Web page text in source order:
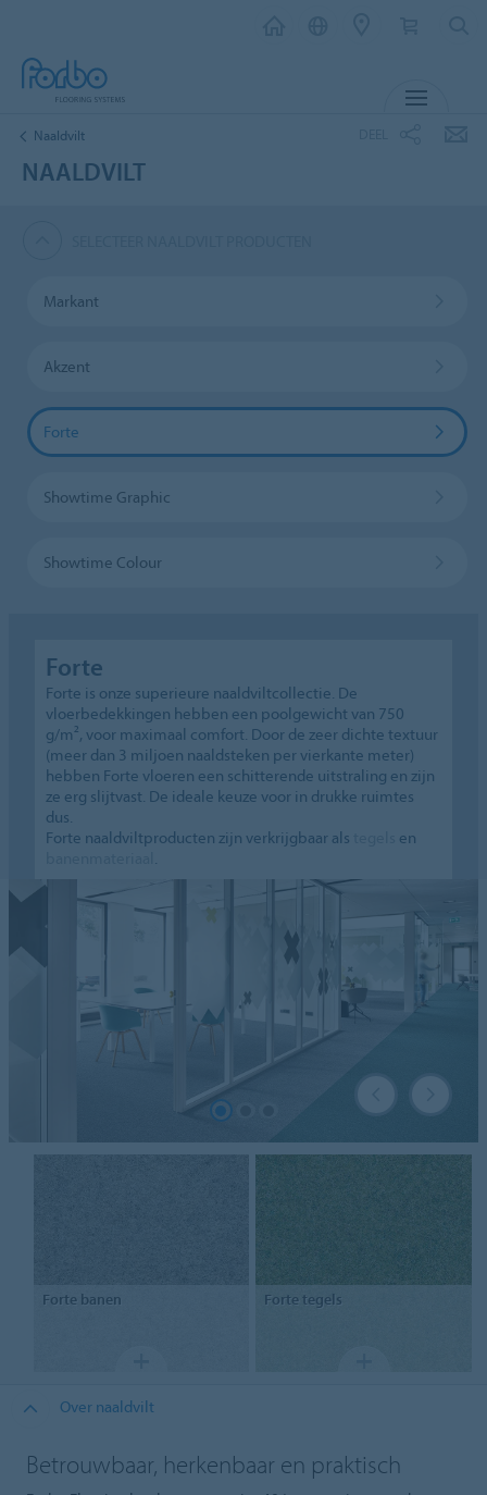
Naaldvilt
NAALDVILT
Markant
Akzent
Forte
Showtime Graphic
Showtime Colour
Forte
Forte is onze superieure naaldviltcollectie. De
vloerbedekkingen hebben een poolgewicht van 750
g/m², voor maximaal comfort. Door de zeer dichte textuur
(meer dan 3 miljoen naaldsteken per vierkante meter)
hebben Forte vloeren een schitterende uitstraling en zijn
ze erg slijtvast. De ideale keuze voor in drukke ruimtes
dus.
Forte naaldviltproducten zijn verkrijgbaar als
en
Fortebanen Forte tegels
Over naaldvilt
Betrouwbaar, herkenbaar en praktisch